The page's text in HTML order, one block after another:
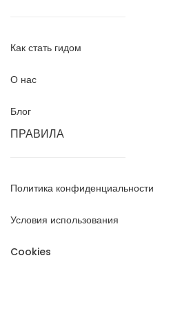
Как стать гидом
О нас
Блог
ПРАВИЛА
Политика конфиденциальности
Условия использования
Cookies